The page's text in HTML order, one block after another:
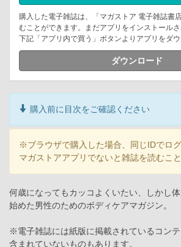
購入した電子雑誌は、「マガストア 電子雑誌書
むことができます。まだアプリをインストールさ
下記「アプリ内で買う」ボタンよりアプリをダウ
ダウンロード
購入前に目次をご確認ください
※ブラウザで購入した場合、同じIDでロ
マガストアアプリでないと雑誌を読むこ
何歳になってもカッコよくいたい、しかし
始めた男性のためのボディケアマガジン。
※電子雑誌には紙版に掲載されているコン
含まれていないものもあります。